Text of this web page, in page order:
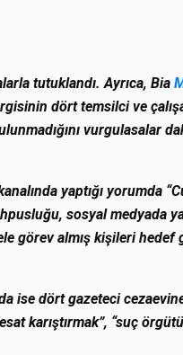
tutuklandı. Ayrıca, Bia
dört temsilci ve
vurgulasalar
yaptığı yorumda
sosyal medyada
görev almış kişileri hedef
ise dört gazeteci
karıştırmak”, “suç